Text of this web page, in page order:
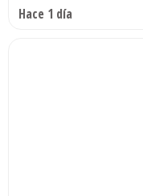
Hace 1 día